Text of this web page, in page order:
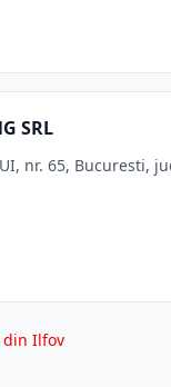
SRL
nr. 65, Bucuresti,
din Ilfov